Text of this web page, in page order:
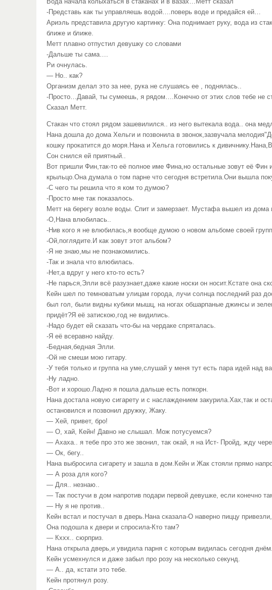
Вода начала колыхаться в стаканах и в вазах…Метт сказал
-Представь как ты управляешь водой….поверь воде и предайся ей…
Ариэль представила другую картинку: Она поднимает руку, вода из
ближе и ближе.
Метт плавно отпустил девушку со словами
-Дальше ты сама….
Ри очнулась.
— Но.. как?
Организм делал это за нее, рука не слушаясь ее , поднялась..
-Просто…Давай, ты сумеешь, я рядом….Конечно от этих слов тебе не
Сказал Метт.
Стакан что стоял рядом зашевилился.. из него вытекала вода.. она
Нана дошла до дома Хельги и позвонила в звонок,зазвучала
кошку прокатится до моря.Нана и Хельга готовились к
Сон снился ей приятный..
Вот пришли Фин,так-то её полное име Фина,но остальные зовут её
крыльцо.Она думала о том парне что сегодня встретила.Они вышла
-С чего ты решила что я ком то думою?
-Просто мне так показалось.
Метт на берегу возле воды. Спит и замерзает. Мустафа вышел из дома
-О,Нана влюбилась..
-Нив кого я не влюбилась,я вообще думою о новом альбоме своей
-Ой,поглядите.И как зовут этот альбом?
-Я не знаю,мы не познакомились.
-Так и знала что влюбилась.
-Нет,а вдруг у него кто-то есть?
-Не парься,Элли всё разузнает,даже какие носки он носит.Кстате она
Кейн шел по темноватым улицам города, лучи солнца последний раз
был гол, были видны кубики мышц, на ногах обшарпаные джинсы и
придёт?Я её затискою,год не видились.
-Надо будет ей сказать что-бы на чердаке спряталась.
-Я её всеравно найду.
-Бедная,бедная Элли.
-Ой не смеши мою гитару.
-У тебя только и группа на уме,слушай у меня тут есть пара идей
-Ну ладно.
-Вот и хорошо.Ладно я пошла дальше есть попкорн.
Нана достала новую сигарету и с наслаждением закурила.Хах,так и
остановился и позвонил дружку, Жаку.
— Хей, привет, бро!
— О, хай, Кейн! Давно не слышал. Мож потусуемся?
— Ахаха.. я тебе про это же звонил, так окай, я на Ист- Пройд, жду
— Ок, бегу..
Нана выбросила сигарету и зашла в дом.Кейн и Жак стояли прямо
— А роза для кого?
— Для.. незнаю..
— Так постучи в дом напротив подари первой девушке, если конечно
— Ну я не против..
Кейн встал и постучал в дверь.Нана сказала-О наверно пиццу
Она подошла к двери и спросила-Кто там?
— Кххх.. сюрприз.
Нана открыла дверь,и увидила парня с которым видилась сегодня
Кейн усмехнулся и даже забыл про розу на несколько секунд.
— А.. да, кстати это тебе.
Кейн протянул розу.